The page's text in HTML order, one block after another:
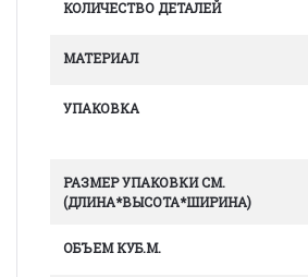
КОЛИЧЕСТВО ДЕТАЛЕЙ
МАТЕРИАЛ
УПАКОВКА
РАЗМЕР УПАКОВКИ СМ.
(ДЛИНА*ВЫСОТА*ШИРИНА)
ОБЪЕМ КУБ.М.